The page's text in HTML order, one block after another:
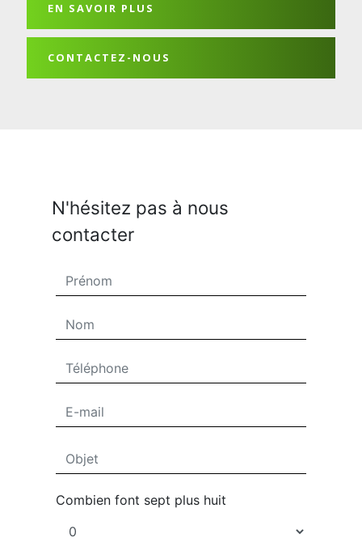
EN SAVOIR PLUS
CONTACTEZ-NOUS
N'hésitez pas à nous
contacter
Combien font sept plus huit